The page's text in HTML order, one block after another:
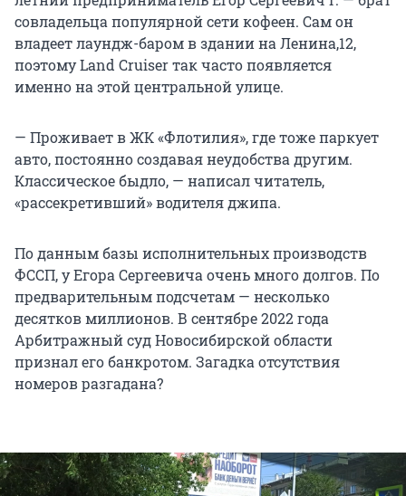
совладельца популярной сети кофеен. Сам он
владеет лаундж-баром в здании на Ленина,12,
поэтому Land Cruiser так часто появляется
именно на этой центральной улице.
— Проживает в ЖК «Флотилия», где тоже паркует
авто, постоянно создавая неудобства другим.
Классическое быдло, — написал читатель,
«рассекретивший» водителя джипа.
По данным базы исполнительных производств
ФССП, у Егора Сергеевича очень много долгов. По
предварительным подсчетам — несколько
десятков миллионов. В сентябре 2022 года
Арбитражный суд Новосибирской области
признал его банкротом. Загадка отсутствия
номеров разгадана?